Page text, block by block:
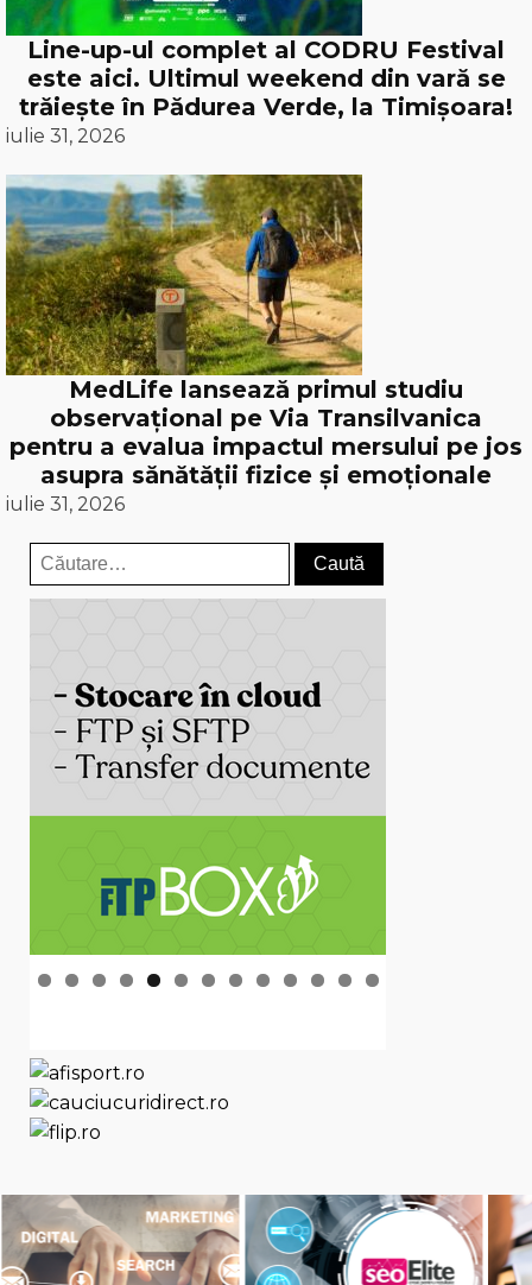
Line-up-ul complet al CODRU Festival
este aici. Ultimul weekend din vară se
trăiește în Pădurea Verde, la Timișoara!
iulie 31, 2026
MedLife lansează primul studiu
observațional pe Via Transilvanica
pentru a evalua impactul mersului pe jos
asupra sănătății fizice și emoționale
iulie 31, 2026
Caută
după: